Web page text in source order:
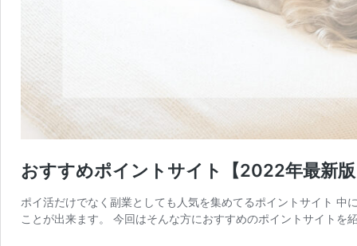
おすすめポイントサイト【2022年最新
ポイ活だけでなく副業としても人気を集めてるポイントサイト
ことが出来ます。 今回はそんな方におすすめのポイントサイト